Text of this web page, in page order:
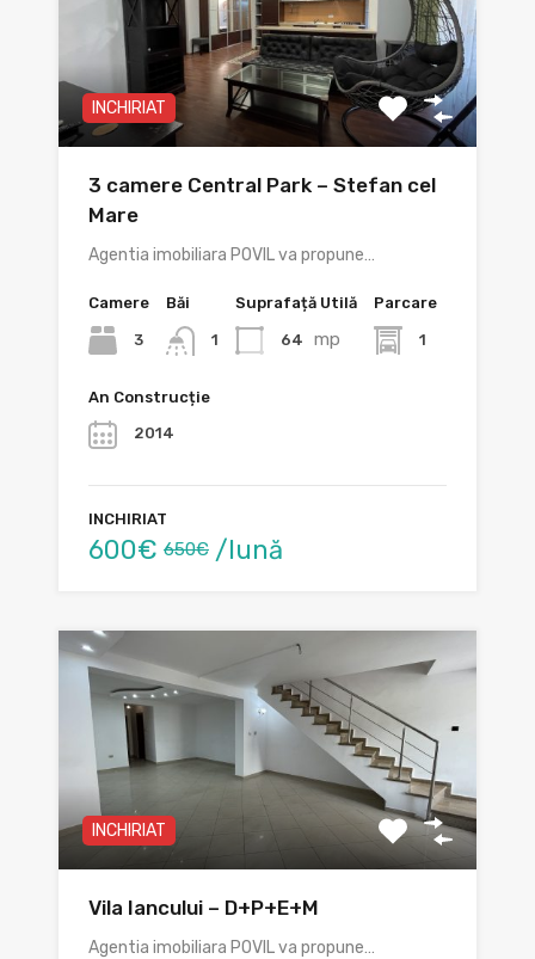
INCHIRIAT
3 camere Central Park – Stefan cel
Mare
Agentia imobiliara POVIL va propune…
Camere
3
Băi
1
Suprafață Utilă
64 mp
Parcare
1
An Construcție
2014
INCHIRIAT
600€ 650€ /lună
INCHIRIAT
Vila Iancului – D+P+E+M
Agentia imobiliara POVIL va propune…